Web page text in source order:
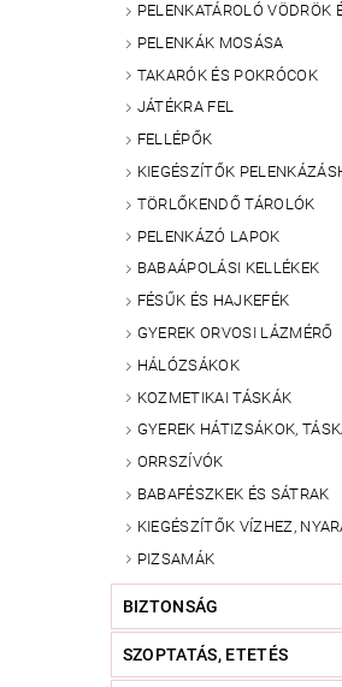
PELENKATÁROLÓ VÖDRÖK
PELENKÁK MOSÁSA
TAKARÓK ÉS POKRÓCOK
JÁTÉKRA FEL
FELLÉPŐK
KIEGÉSZÍTŐK
TÖRLŐKENDŐ TÁROLÓK
PELENKÁZÓ LAPOK
BABAÁPOLÁSI KELLÉKEK
FÉSŰK ÉS HAJKEFÉK
GYEREK ORVOSI LÁZMÉRŐ
HÁLÓZSÁKOK
KOZMETIKAI TÁSKÁK
GYEREK HÁTIZSÁKOK,
ORRSZÍVÓK
BABAFÉSZKEK ÉS SÁTRAK
KIEGÉSZÍTŐK VÍZHEZ,
PIZSAMÁK
BIZTONSÁG
SZOPTATÁS, ETETÉS